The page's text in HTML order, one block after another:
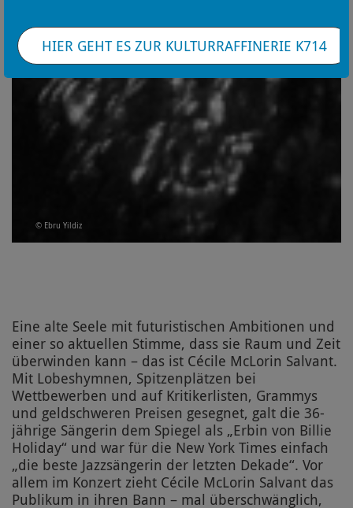
© Ebru Yildiz
Eine alte Seele mit futuristischen Ambitionen und
einer so aktuellen Stimme, dass sie Raum und Zeit
überwinden kann – das ist Cécile McLorin Salvant.
Mit Lobeshymnen, Spitzenplätzen bei
Wettbewerben und auf Kritikerlisten, Grammys
und geldschweren Preisen gesegnet, galt die 36-
jährige Sängerin dem Spiegel als „Erbin von Billie
Holiday“ und war für die New York Times einfach
„die beste Jazzsängerin der letzten Dekade“. Vor
allem im Konzert zieht Cécile McLorin Salvant das
Publikum in ihren Bann – mal überschwänglich,
HIER GEHT ES ZUR KULTURRAFFINERIE K714